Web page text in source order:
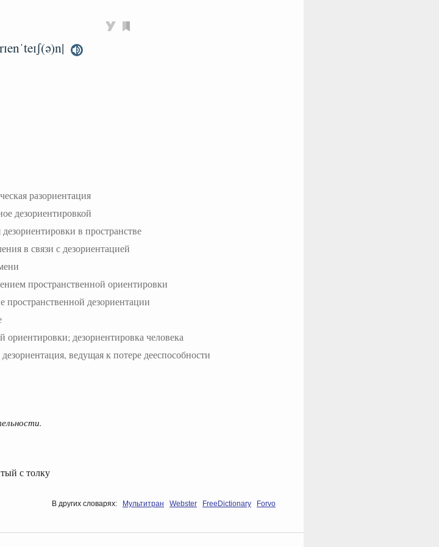
разориентация
дезориентировкой
в пространстве
в связи с дезориентацией
пространственной ориентировки
дезориентации
ориентировки; дезориентировка человека
ведущая к потере дееспособности
с толку
В других словарях: Мультитран Webster FreeDictionary Forvo